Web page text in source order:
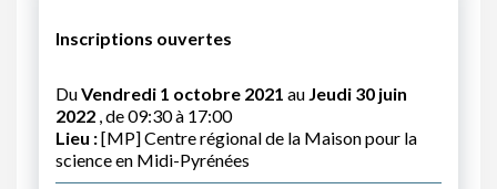
Inscriptions ouvertes
DuVendredi 1 octobre 2021 au Jeudi 30 juin
2022 , de 09:30 à 17:00
Lieu :[MP] Centre régional de la Maison pour la
science en Midi-Pyrénées